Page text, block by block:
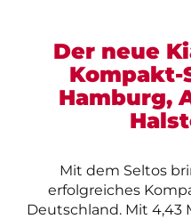
Der neue
Kompakt-
Hamburg,
Mit dem Seltos
erfolgreiches
Deutschland. Mit 4,43